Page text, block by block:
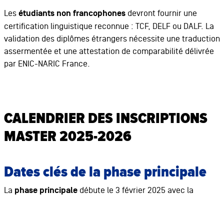
Les étudiants non francophonesdevront fournir une
certification linguistique reconnue : TCF, DELF ou DALF. La
validation des diplômes étrangers nécessite une traduction
assermentée et une attestation de comparabilité délivrée
par ENIC-NARIC France.
CALENDRIER DES INSCRIPTIONS
MASTER 2025-2026
Dates clés de la phase principale
La phase principaledébute le 3 février 2025 avec la